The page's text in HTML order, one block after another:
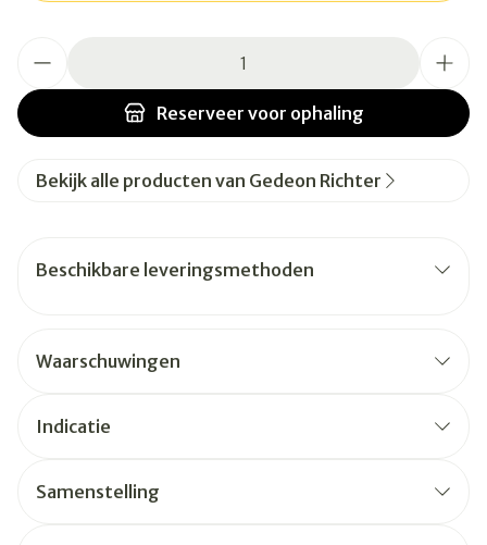
Reserveer voor ophaling
Bekijk alle producten van Gedeon Richter
Beschikbare leveringsmethoden
Waarschuwingen
Indicatie
Samenstelling